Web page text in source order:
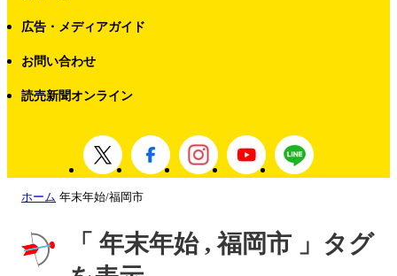
広告・メディアガイド
お問い合わせ
読売新聞オンライン
ホーム 年末年始/福岡市
「 年末年始 , 福岡市 」タグ